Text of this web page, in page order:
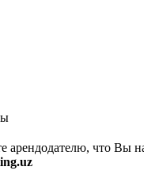
арендодателю, что Вы